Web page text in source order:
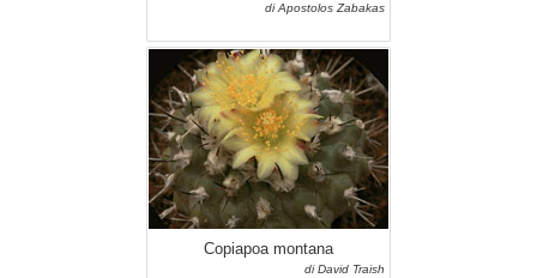
di Apostolos Zabakas
Copiapoa montana
di David Traish